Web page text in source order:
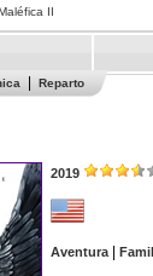
II
Reparto
2019
Aventura|